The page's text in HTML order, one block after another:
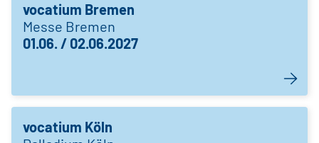
vocatium Bremen
Messe Bremen
01.06. / 02.06.2027
vocatium Köln